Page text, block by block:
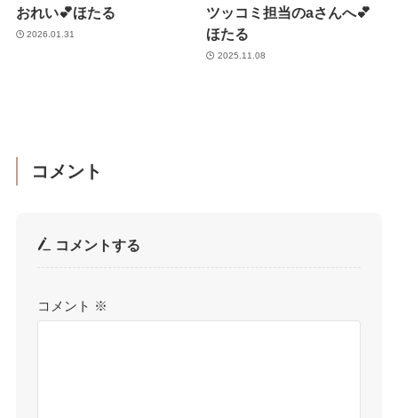
おれい💕ほたる
2026.01.31
ツッコミ担当のaさんへ💕
ほたる
2025.11.08
コメント
コメントする
コメント ※